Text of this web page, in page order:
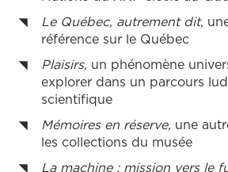
Le Québec, autrement dit,
référence sur le Québec
Plaisirs, un phénomène
explorer dans un parcours
scientifique
Mémoires en réserve, une
les collections du musée
La machine : mission vers le